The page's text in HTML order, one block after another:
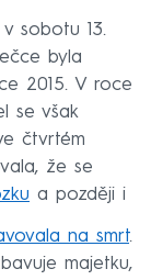
sobotu 13.
byla
2015. V roce
se však
čtvrtém
že se
a později i
na smrt.
majetku,